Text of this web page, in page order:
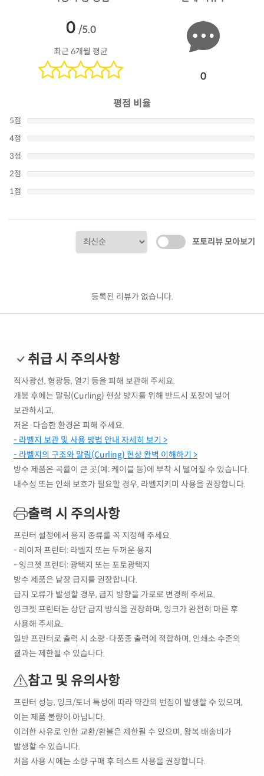
0 /5.0
최근 6개월 평균
0
평점 비율
5점
4점
3점
2점
1점
포토리뷰 모아보기
등록된 리뷰가 없습니다.
취급 시 주의사항
직사광선, 형광등, 열기 등을 피해 보관해 주세요.
개봉 후에는 말림(Curling) 현상 방지를 위해 반드시 포장에 넣어
보관하시고,
저온·다습한 환경은 피해 주세요.
- 라벨지 보관 및 사용 방법 안내 자세히 보기 >
- 라벨지의 구조와 말림(Curling) 현상 완벽 이해하기 >
방수 제품은 곡률이 큰 곳(예: 케이블 등)에 부착 시 떨어질 수 있습니다.
내수성 또는 인쇄 보호가 필요할 경우, 라벨지키미 사용을 권장합니다.
출력 시 주의사항
프린터 설정에서 용지 종류를 꼭 지정해 주세요.
- 레이저 프린터: 라벨지 또는 두꺼운 용지
- 잉크젯 프린터: 광택지 또는 포토광택지
방수 제품은 낱장 급지를 권장합니다.
급지 오류가 발생할 경우, 급지 방향을 가로로 변경해 주세요.
잉크젯 프린터는 상단 급지 방식을 권장하며, 잉크가 완전히 마른 후
사용해 주세요.
일반 프린터로 출력 시 소량·다품종 출력에 적합하며, 인쇄소 수준의
결과는 제한될 수 있습니다.
참고 및 유의사항
프린터 성능, 잉크/토너 특성에 따라 약간의 번짐이 발생할 수 있으며,
이는 제품 불량이 아닙니다.
이러한 사유로 인한 교환/환불은 제한될 수 있으며, 왕복 배송비가
발생할 수 있습니다.
처음 사용 시에는 소량 구매 후 테스트 사용을 권장합니다.